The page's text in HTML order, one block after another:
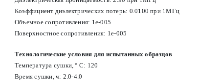
Коэффициент диэлектрических потерь: 0.0100 при 1МГц
Объемное сопротивления: 1e-005
Поверхностное сопротивления: 1e-005
Технологические условия для испытанных образцов
Температура сушки, ° С: 120
Время сушки, ч: 2.0-4.0